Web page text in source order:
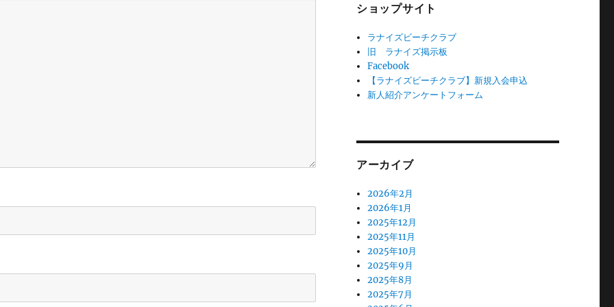
ショップサイト
ラナイズビーチクラブ
旧 ラナイズ掲示板
Facebook
【ラナイズビーチクラブ】新規入会申込
新人紹介アンケートフォーム
アーカイブ
2026年2月
2026年1月
2025年12月
2025年11月
2025年10月
2025年9月
2025年8月
2025年7月